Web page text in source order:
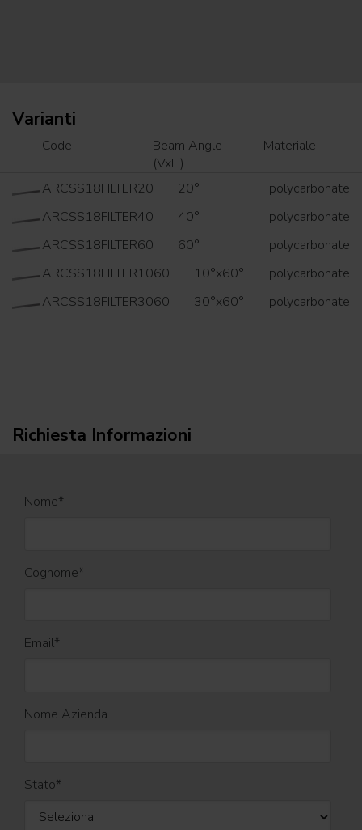
Varianti
Code
Beam Angle
(VxH)
Materiale
ARCSS18FILTER20 20°
polycarbonate
ARCSS18FILTER40
40°
polycarbonate
ARCSS18FILTER60
60°
polycarbonate
ARCSS18FILTER1060
10°x60°
polycarbonate
ARCSS18FILTER3060
30°x60° polycarbonate
Richiesta Informazioni
Nome*
Cognome*
Email*
Nome Azienda
Stato*